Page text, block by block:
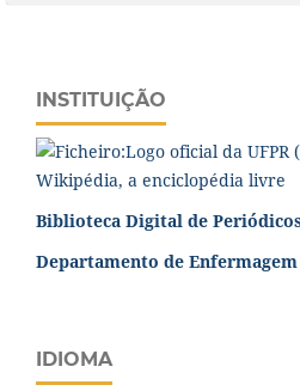
INSTITUIÇÃO
Biblioteca Digital de
Departamento de Enfermagem
IDIOMA